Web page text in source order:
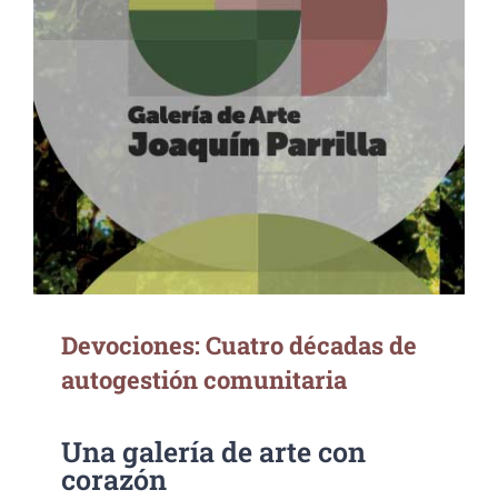
Devociones: Cuatro décadas de autogestión
comunitaria
Devociones: Cuatro décadas de
autogestión comunitaria
Una galería de arte con
corazón